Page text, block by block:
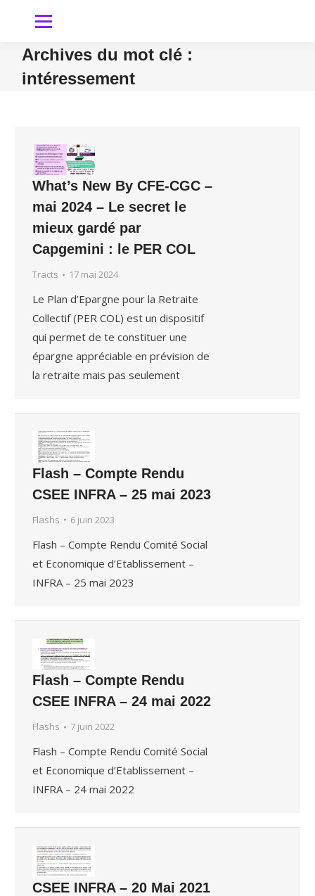
Archives du mot clé :
intéressement
What’s New By CFE-CGC –
mai 2024 – Le secret le
mieux gardé par
Capgemini : le PER COL
Tracts 17 mai 2024
Le Plan d’Epargne pour la Retraite
Collectif (PER COL) est un dispositif
qui permet de te constituer une
épargne appréciable en prévision de
la retraite mais pas seulement
Flash – Compte Rendu
CSEE INFRA – 25 mai 2023
Flashs 6 juin 2023
Flash – Compte Rendu Comité Social
et Economique d’Etablissement –
INFRA – 25 mai 2023
Flash – Compte Rendu
CSEE INFRA – 24 mai 2022
Flashs 7 juin 2022
Flash – Compte Rendu Comité Social
et Economique d’Etablissement –
INFRA – 24 mai 2022
CSEE INFRA – 20 Mai 2021